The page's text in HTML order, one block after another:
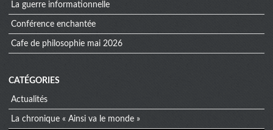
la guerre informationnelle
conférence enchantée
cafe de philosophie mai 2026
CATÉGORIES
Actualités
La chronique « Ainsi va le monde »